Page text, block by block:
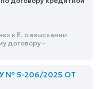
к Е. о взыскании
договору –
№ 5-206/2025 ОТ